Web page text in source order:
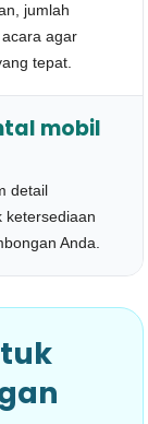
jumlah
agar
tepat.
mobil
detail
ketersediaan
Anda.